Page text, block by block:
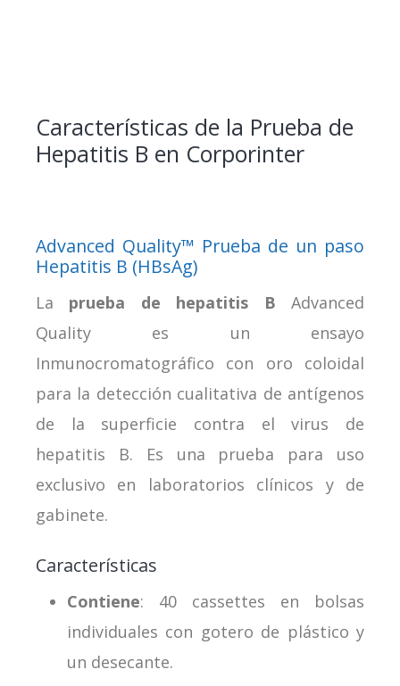
Características de la Prueba de
Hepatitis B en Corporinter
Advanced Quality™ Prueba de un paso
Hepatitis B (HBsAg)
La prueba de hepatitis B Advanced
Quality es un ensayo
Inmunocromatográfico con oro coloidal
para la detección cualitativa de antígenos
de la superficie contra el virus de
hepatitis B. Es una prueba para uso
exclusivo en laboratorios clínicos y de
gabinete.
Características
Contiene: 40 cassettes en bolsas
individuales con gotero de plástico y
un desecante.